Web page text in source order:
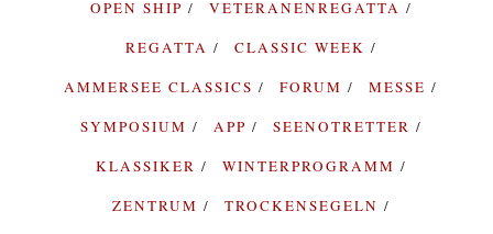
OPEN SHIP
VETERANENREGATTA
REGATTA
CLASSIC WEEK
AMMERSEE CLASSICS
FORUM
MESSE
SYMPOSIUM
APP
SEENOTRETTER
KLASSIKER
WINTERPROGRAMM
ZENTRUM
TROCKENSEGELN